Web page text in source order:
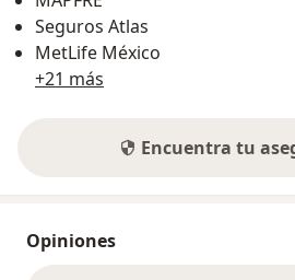
Seguros Atlas
MetLife México
+21 más
Encuentra tu
Opiniones